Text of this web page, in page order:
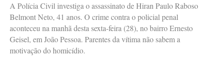
A Polícia Civil investiga o assassinato de Hiran Paulo Raboso
Belmont Neto, 41 anos. O crime contra o policial penal
aconteceu na manhã desta sexta-feira (28), no bairro Ernesto
Geisel, em João Pessoa. Parentes da vítima não sabem a
motivação do homicídio.